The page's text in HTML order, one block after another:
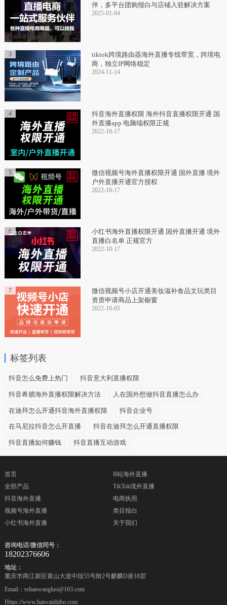
伴，多平台团购报白与店铺入驻解决方案
2025-01-04
3
tiktok跨境路由器海外直播专线带宽，跨境电
商，独立IP网络稳定
2024-11-14
4
抖音海外直播权限 海外抖音直播权限开通 国
外直播app 电脑端权限正规
2022-10-17
5
微信视频号海外直播权限开通 国外直播 境外
户外直播开通官方授权
2022-10-17
6
小红书海外直播权限开通 国外直播开通 境外
直播白名单 正规官方
2022-10-17
7
微信视频号小店开通美妆滋补食品文玩类目
资质申请商品上架橱窗
2022-10-05
标签列表
抖音怎么免费上热门 抖音意大利直播权限
抖音希腊海外直播权限解决方法 人在国外想做抖音直播怎么办
在迪拜怎么开通抖音海外直播权限 抖音企业号
在马尼拉抖音怎么开直播 抖音在迪拜怎么开通直播权限
抖音直播如何赚钱 抖音直播互动游戏
首页
全部产品
抖音海外直播
视频号海外直播
小红书海外直播
B站海外直播
TikTok境外直播
电商执照
类目报白
关于我们
咨询电话/微信同号：
18202376606
地址：
重庆市两江新区黄山大道中段55号附2号麒麟D座18层
Email：relianwangluo@163.com
Https://www.haiwaizhibo.com